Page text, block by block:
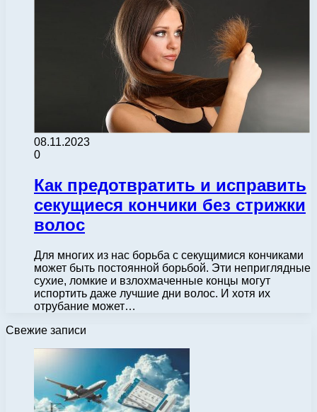
08.11.2023
0
Как предотвратить и исправить
секущиеся кончики без стрижки
волос
Для многих из нас борьба с секущимися кончиками
может быть постоянной борьбой. Эти неприглядные
сухие, ломкие и взлохмаченные концы могут
испортить даже лучшие дни волос. И хотя их
отрубание может…
Свежие записи